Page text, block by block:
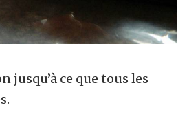
jusqu’à ce que tous les